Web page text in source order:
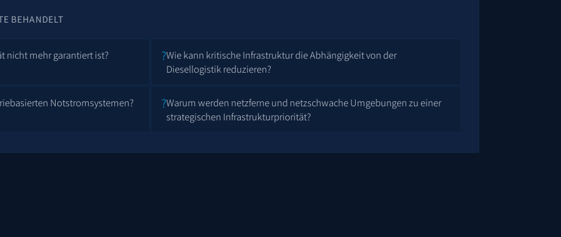
BEHANDELT
nicht mehr garantiert ist?
Wie kann kritische Infrastruktur die Abhängigkeit von der
Diesellogistik reduzieren?
Notstromsystemen?
Warum werden netzferne und netzschwache Umgebungen zu einer
strategischen Infrastrukturpriorität?